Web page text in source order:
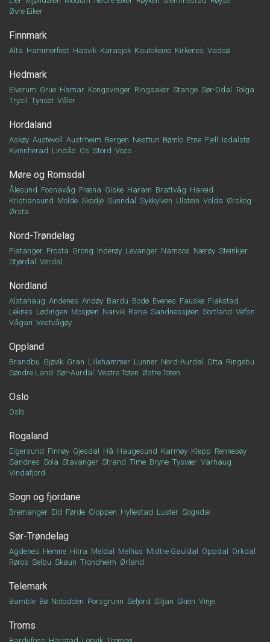
Øvre Eiker
Finnmark
Alta Hammerfest Hasvik Karasjok Kautokeino Kirkenes Vadsø
Hedmark
Elverum Grue Hamar Kongsvinger Ringsaker Stange Sør-Odal
Tolga
Trysil
Tynset Våler
Hordaland
Askøy Austevoll Austrheim Bergen Nesttun Bømlo Etne Fjell
Isdalstø
Kvinnherad Lindås Os Stord Voss
Møre og Romsdal
Ålesund Fosnavåg Fræna Giske Haram Brattvåg Hareid
Kristiansund Molde Skodje Sunndal Sykkylven Ulstein Volda Ørskog
Ørsta
Nord-Trøndelag
Flatanger Frosta Grong Inderøy Levanger Namsos Nærøy Steinkjer
Stjørdal
Verdal
Nordland
Alstahaug Andenes Andøy Bardu Bodø Evenes Fauske Flakstad
Leknes Lødingen Mosjøen Narvik Rana Sandnessjøen Sortland Vefsn
Vågan Vestvågøy
Oppland
Brandbu Gjøvik Gran Lillehammer Lunner Nord-Aurdal Otta Ringebu
Søndre Land Sør-Aurdal Vestre Toten Østre Toten
Oslo
Oslo
Rogaland
Eigersund Finnøy Gjesdal Hå Haugesund Karmøy Klepp Rennesøy
Sandnes Sola Stavanger Strand Time Bryne Tysvær Varhaug
Vindafjord
Sogn og fjordane
Bremanger Eid Førde Gloppen Hyllestad Luster Sogndal
Sør-Trøndelag
Agdenes Hemne Hitra Meldal Melhus Midtre Gauldal Oppdal
Orkdal
Røros Selbu Skaun Trondheim Ørland
Telemark
Bamble Bø Notodden Porsgrunn Seljord Siljan Skien Vinje
Troms